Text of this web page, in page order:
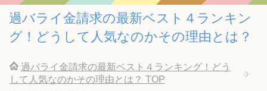
過バライ金請求の最新ベスト４ランキン
グ！どうして人気なのかその理由とは？
過バライ金請求の最新ベスト４ランキング！どう
して人気なのかその理由とは？ TOP